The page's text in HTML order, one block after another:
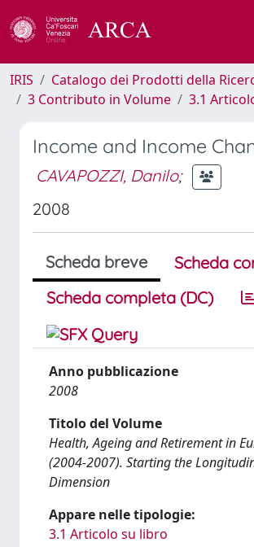
IRIS
Catalogo dei Prodotti della
3 Contributo in Volume
3.1
Income and Income
CAVAPOZZI, Danilo;
2008
Scheda breve
Scheda
Scheda completa (DC)
Anno pubblicazione
2008
Titolo del Volume
Health, Ageing and Retirement in
(2004-2007). Starting the
Dimension
Appare nelle tipologie:
3.1 Articolo su libro